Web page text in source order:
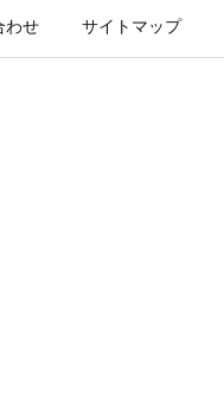
わせ サイトマップ